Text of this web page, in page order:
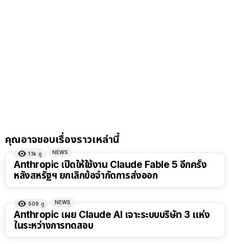
คุณอาจชอบเรื่องราวเหล่านี้
1.1k ดู NEWS
Anthropic เปิดให้ใช้งาน Claude Fable 5 อีกครั้ง
หลังสหรัฐฯ ยกเลิกข้อจำกัดการส่งออก
509 ดู NEWS
Anthropic เผย Claude AI เจาะระบบบริษัท 3 แห่ง
ในระหว่างการทดสอบ